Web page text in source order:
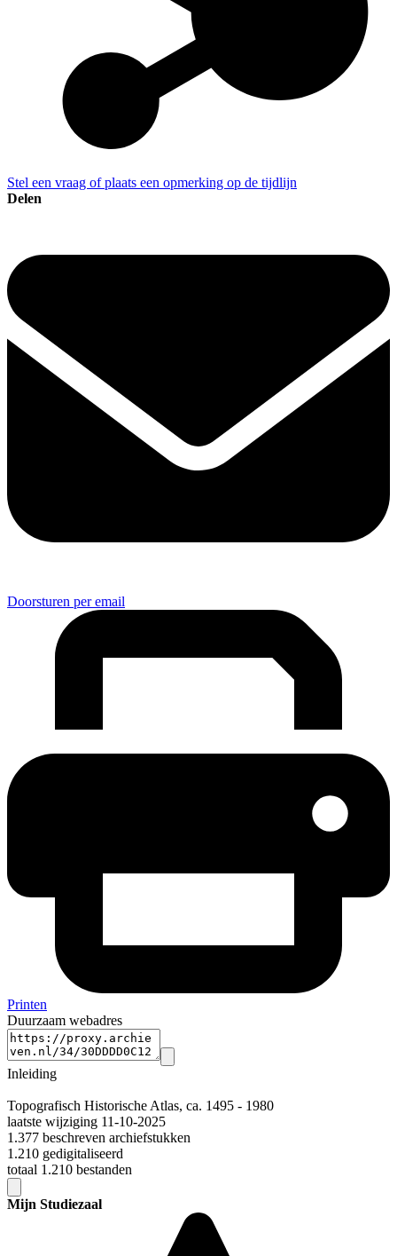
Stel een vraag of plaats een opmerking op de tijdlijn
Delen
Doorsturen per email
Printen
Duurzaam webadres
Inleiding
Topografisch Historische Atlas, ca. 1495 - 1980
laatste wijziging 11-10-2025
1.377 beschreven archiefstukken
1.210 gedigitaliseerd
totaal 1.210 bestanden
Mijn Studiezaal